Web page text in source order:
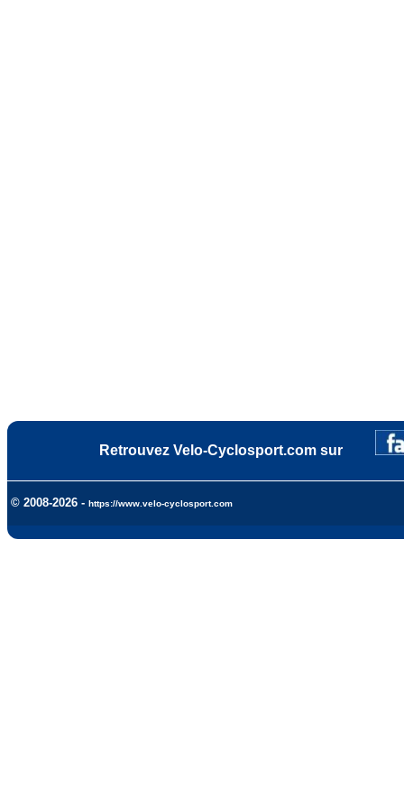
Retrouvez Velo-Cyclosport.com sur
© 2008-2026 - https://www.velo-cyclosport.com